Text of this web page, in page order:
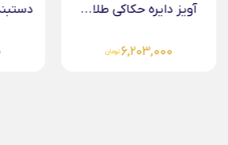
دستبند چرم مردانه طلا...
4,321,000 تومان